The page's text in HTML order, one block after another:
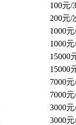
100元/
200元/
1000
1000
15000
15000
7000
7000
3000
3000